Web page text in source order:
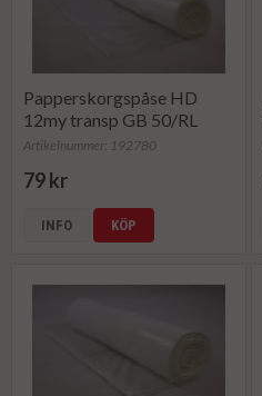
Papperskorgspåse HD
12my transp GB 50/RL
Artikelnummer: 192780
79 kr
INFO KÖP